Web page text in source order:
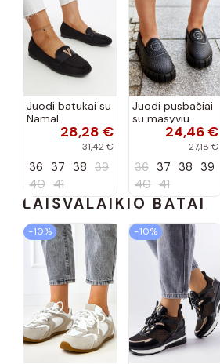
Juodi batukai su
Namal
dekoracija28,28 €
31,42 €
36 37 38 39
40 41
Juodi pusbačiai
su masyviu
padu Teska24,46 €
27,18 €
36 37 38 39
40 41
LAISVALAIKIO BATAI
−10% −10%